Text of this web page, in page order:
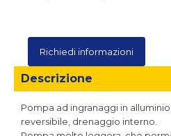
Richiedi informazioni
Descrizione
Pompa ad ingranaggi in
reversibile, drenaggio interno.